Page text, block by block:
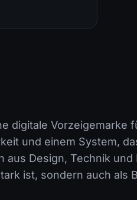
digitale Vorzeigemarke
und einem System,
aus Design, Technik
ist, sondern auch als